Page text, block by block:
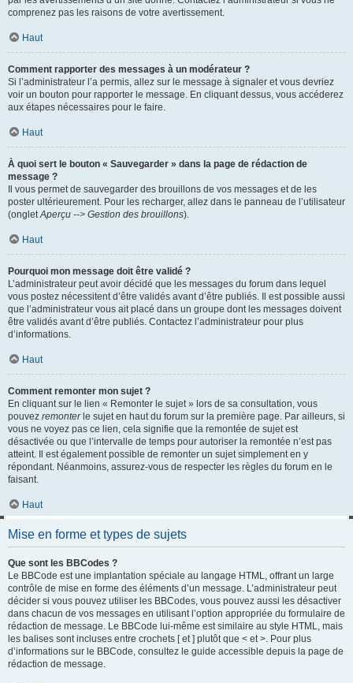
comprenez pas les raisons de votre avertissement.
Haut
Comment rapporter des messages à un modérateur ?
Si l’administrateur l’a permis, allez sur le message à signaler et vous devriez
voir un bouton pour rapporter le message. En cliquant dessus, vous accéderez
aux étapes nécessaires pour le faire.
Haut
À quoi sert le bouton « Sauvegarder » dans la page de rédaction de
message ?
Il vous permet de sauvegarder des brouillons de vos messages et de les
poster ultérieurement. Pour les recharger, allez dans le panneau de l’utilisateur
(ongletAperçu --> Gestion des brouillons).
Haut
Pourquoi mon message doit être validé ?
L’administrateur peut avoir décidé que les messages du forum dans lequel
vous postez nécessitent d’être validés avant d’être publiés. Il est possible aussi
que l’administrateur vous ait placé dans un groupe dont les messages doivent
être validés avant d’être publiés. Contactez l’administrateur pour plus
d’informations.
Haut
Comment remonter mon sujet ?
En cliquant sur le lien « Remonter le sujet » lors de sa consultation, vous
pouvez remonterle sujet en haut du forum sur la première page. Par ailleurs, si
vous ne voyez pas ce lien, cela signifie que la remontée de sujet est
désactivée ou que l’intervalle de temps pour autoriser la remontée n’est pas
atteint. Il est également possible de remonter un sujet simplement en y
répondant. Néanmoins, assurez-vous de respecter les règles du forum en le
faisant.
Haut
Mise en forme et types de sujets
Que sont les BBCodes ?
Le BBCode est une implantation spéciale au langage HTML, offrant un large
contrôle de mise en forme des éléments d’un message. L’administrateur peut
décider si vous pouvez utiliser les BBCodes, vous pouvez aussi les désactiver
dans chacun de vos messages en utilisant l’option appropriée du formulaire de
rédaction de message. Le BBCode lui-même est similaire au style HTML, mais
les balises sont incluses entre crochets [ et ] plutôt que < et >. Pour plus
d’informations sur le BBCode, consultez le guide accessible depuis la page de
rédaction de message.